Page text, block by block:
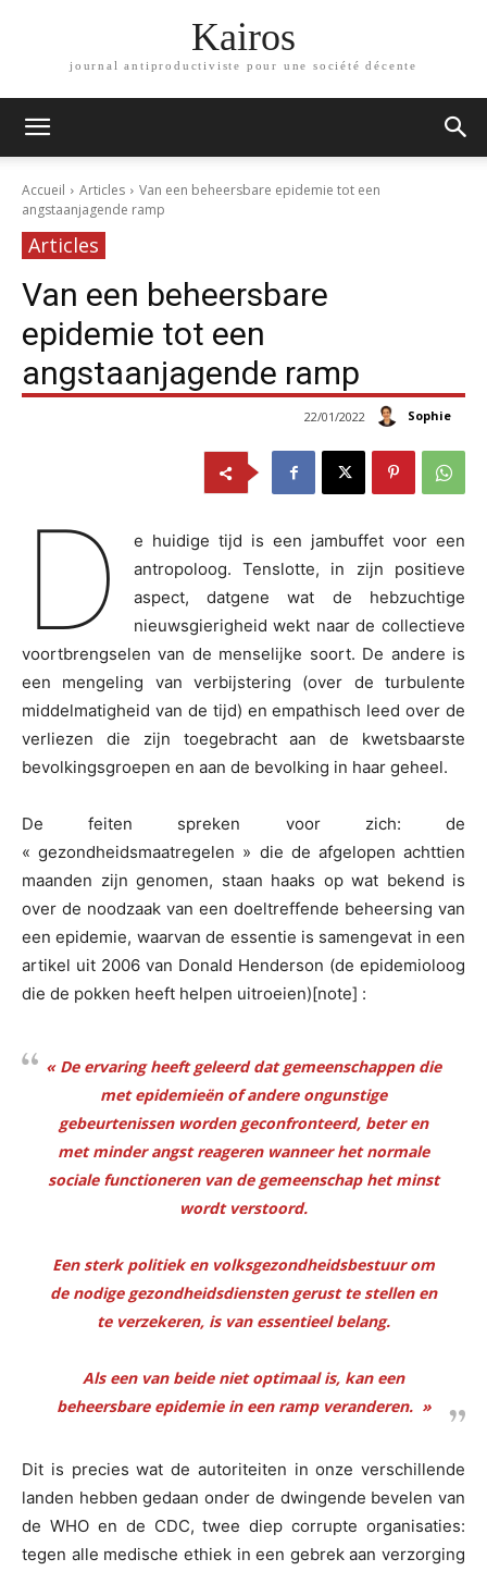
Kairos
journal antiproductiviste pour une société décente
Accueil Articles
Van een beheersbare epidemie tot een
angstaanjagende ramp
Articles
Van een beheersbare
epidemie tot een
angstaanjagende ramp
Sophie
22/01/2022
D
e huidige tijd is een jambuffet voor een
antropoloog. Tenslotte, in zijn positieve
aspect, datgene wat de hebzuchtige
nieuwsgierigheid wekt naar de collectieve
voortbrengselen van de menselijke soort. De andere is
een mengeling van verbijstering (over de turbulente
middelmatigheid van de tijd) en empathisch leed over de
verliezen die zijn toegebracht aan de kwetsbaarste
bevolkingsgroepen en aan de bevolking in haar geheel.
De feiten spreken voor zich: de
« gezondheidsmaatregelen » die de afgelopen achttien
maanden zijn genomen, staan haaks op wat bekend is
over de noodzaak van een doeltreffende beheersing van
een epidemie, waarvan de essentie is samengevat in een
artikel uit 2006 van Donald Henderson (de epidemioloog
die de pokken heeft helpen uitroeien)[note] :
« De ervaring heeft geleerd dat gemeenschappen die
met epidemieën of andere ongunstige
gebeurtenissen worden geconfronteerd, beter en
met minder angst reageren wanneer het normale
sociale functioneren van de gemeenschap het minst
wordt verstoord.
Een sterk politiek en volksgezondheidsbestuur om
de nodige gezondheidsdiensten gerust te stellen en
te verzekeren, is van essentieel belang.
Als een van beide niet optimaal is, kan een
beheersbare epidemie in een ramp veranderen. »
Dit is precies wat de autoriteiten in onze verschillende
landen hebben gedaan onder de dwingende bevelen van
de WHO en de CDC, twee diep corrupte organisaties:
tegen alle medische ethiek in een gebrek aan verzorging